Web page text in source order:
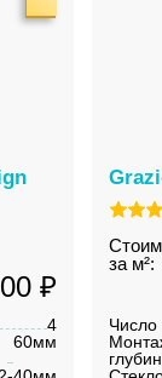
₽
4
60мм
за м²:
Число